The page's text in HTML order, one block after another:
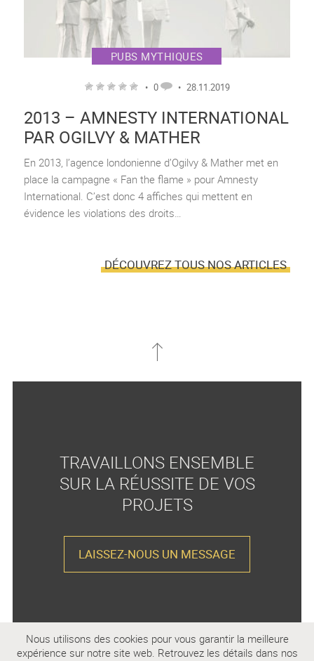
PUBS MYTHIQUES
• 0 • 28.11.2019
2013 – AMNESTY INTERNATIONAL
PAR OGILVY & MATHER
En 2013, l’agence londonienne d’Ogilvy & Mather met en
place la campagne « Fan the flame » pour Amnesty
International. C’est donc 4 affiches qui mettent en
évidence les violations des droits…
DÉCOUVREZ TOUS NOS ARTICLES
TRAVAILLONS ENSEMBLE
SUR LA RÉUSSITE DE VOS
PROJETS
LAISSEZ-NOUS UN MESSAGE
Nous utilisons des cookies pour vous garantir la meilleure
expérience sur notre site web. Retrouvez les détails dans nos